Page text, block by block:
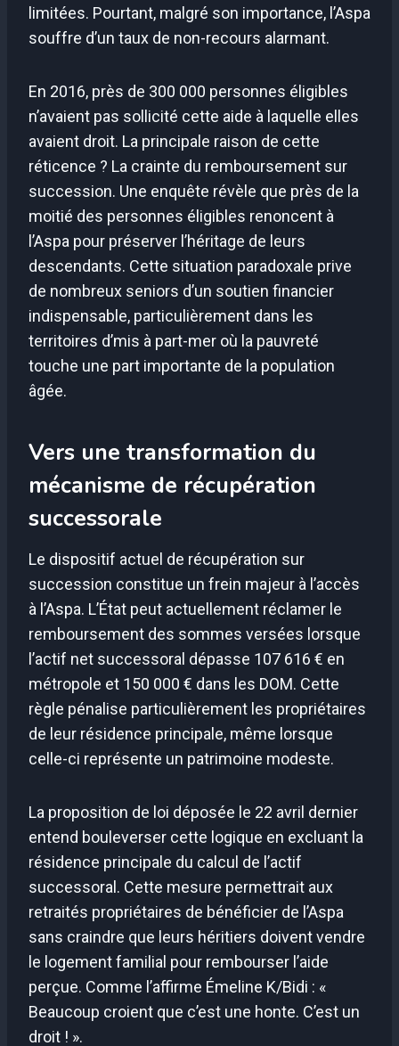
limitées. Pourtant, malgré son importance, l’Aspa
souffre d’un taux de non-recours alarmant.
En 2016, près de 300 000 personnes éligibles
n’avaient pas sollicité cette aide à laquelle elles
avaient droit. La principale raison de cette
réticence ? La crainte du remboursement sur
succession. Une enquête révèle que près de la
moitié des personnes éligibles renoncent à
l’Aspa pour préserver l’héritage de leurs
descendants. Cette situation paradoxale prive
de nombreux seniors d’un soutien financier
indispensable, particulièrement dans les
territoires d’mis à part-mer où la pauvreté
touche une part importante de la population
âgée.
Vers une transformation du
mécanisme de récupération
successorale
Le dispositif actuel de récupération sur
succession constitue un frein majeur à l’accès
à l’Aspa. L’État peut actuellement réclamer le
remboursement des sommes versées lorsque
l’actif net successoral dépasse 107 616 € en
métropole et 150 000 € dans les DOM. Cette
règle pénalise particulièrement les propriétaires
de leur résidence principale, même lorsque
celle-ci représente un patrimoine modeste.
La proposition de loi déposée le 22 avril dernier
entend bouleverser cette logique en excluant la
résidence principale du calcul de l’actif
successoral. Cette mesure permettrait aux
retraités propriétaires de bénéficier de l’Aspa
sans craindre que leurs héritiers doivent vendre
le logement familial pour rembourser l’aide
perçue. Comme l’affirme Émeline K/Bidi : «
Beaucoup croient que c’est une honte. C’est un
droit ! ».